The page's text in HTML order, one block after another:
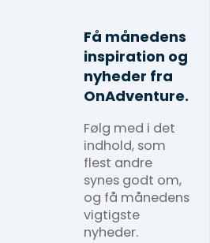
Få månedens
inspiration og
nyheder fra
OnAdventure.
Følg med i det
indhold, som
flest andre
synes godt om,
og få månedens
vigtigste
nyheder.